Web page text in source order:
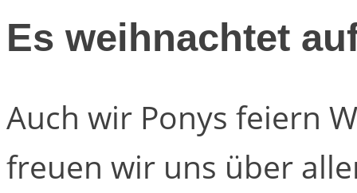
Es weihnachtet
Auch wir Ponys feiern
freuen wir uns über